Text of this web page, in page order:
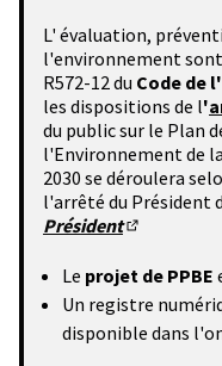
L' évaluation,
l'environnement sont
R572-12 du Code de
les dispositions de l'
du public sur le Plan
l'Environnement de
2030 se déroulera
l'arrêté du Président
Président
Le projet de PPBE
Un registre
disponible dans